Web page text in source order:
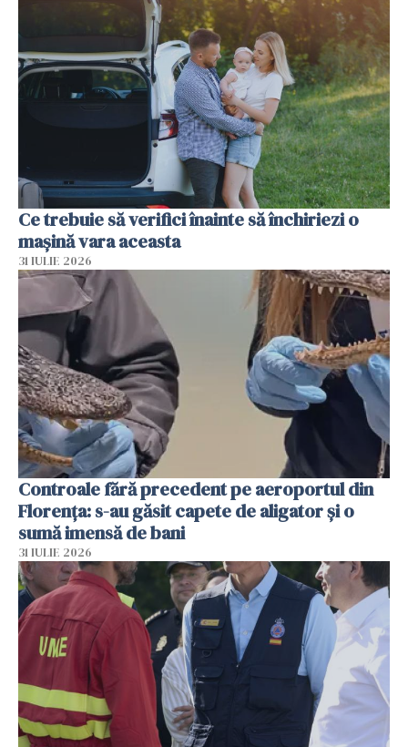
Ce trebuie să verifici înainte să închiriezi o
mașină vara aceasta
31 IULIE 2026
Controale fără precedent pe aeroportul din
Florența: s-au găsit capete de aligator și o
sumă imensă de bani
31 IULIE 2026